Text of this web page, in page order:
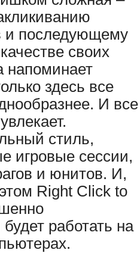
и последующему
своих
напоминает
здесь все
И все
стиль,
игровые сессии,
и юнитов. И,
Right Click to
работать на